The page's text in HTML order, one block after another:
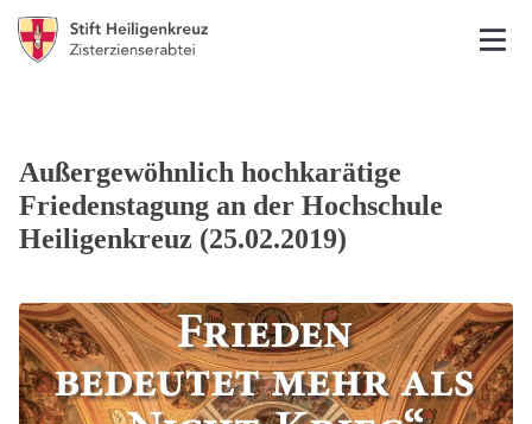
Außergewöhnlich hochkarätige
Friedenstagung an der Hochschule
Heiligenkreuz (25.02.2019)